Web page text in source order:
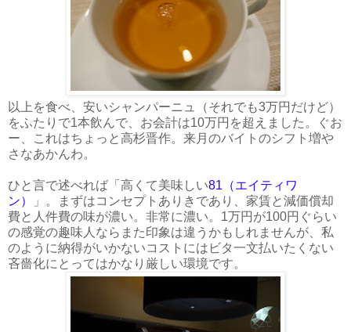
以上を食べ、安いシャンパーニュ（それでも3万円だけど）
をふたりで1本飲んで、お会計は10万円を超えました。ぐお
ー、これはちょっと高杉晋作。来月のバイトのシフト増や
さなあかんわ。
ひと言で述べれば「高くて美味しい81（エイティワ
ン）
」。まずはコンセプトありきであり、家賃と減価償却
費と人件費の味が濃い。非常に濃い。1万円が100円ぐらい
の感覚の趣味人ならまた印象は違うかもしれませんが、私
のように納得がいかないコストにはビタ一文払いたくない
吝嗇化にとってはかなり厳しい環境です。